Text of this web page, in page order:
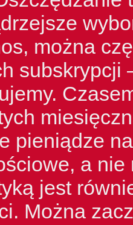
można
subskrypcji
pieniądze
a nie
jest
Można